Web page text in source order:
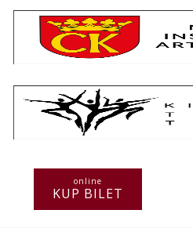
online
KUP BILET
Repertuar